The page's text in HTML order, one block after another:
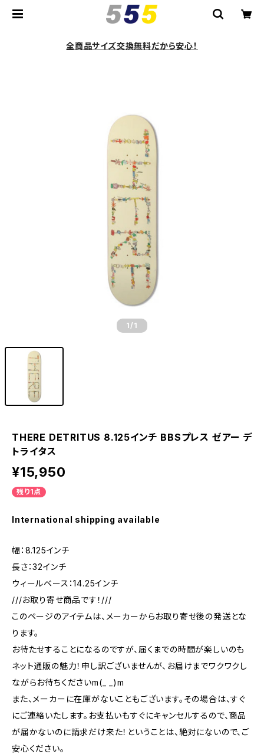
全商品サイズ交換無料だから安心！
1 /1
THERE DETRITUS 8.125インチ BBSプレス ゼアー デ
トライタス
¥15,950
残り1点
International shipping available
幅：8.125インチ
長さ：32インチ
ウィールベース：14.25インチ
///お取り寄せ商品です！///
このページのアイテムは、メーカーからお取り寄せ後の発送とな
ります。
お待たせすることになるのですが、届くまでの時間が楽しいのも
ネット通販の魅力！申し訳ございませんが、お届けまでワクワクし
ながらお待ちくださいm(_ _)m
また、メーカーに在庫がないこともございます。その場合は、すぐ
にご連絡いたします。お支払いもすぐにキャンセルするので、商品
が届かないのに請求だけ来た！ということは、絶対にないので、ご
安心ください。